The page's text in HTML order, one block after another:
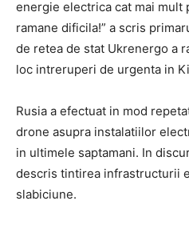
energie electrica cat mai mult
ramane dificila!” a scris
de retea de stat Ukrenergo a
loc intreruperi de urgenta in
Rusia a efectuat in mod
drone asupra instalatiilor
in ultimele saptamani. In
descris tintirea infrastructurii
slabiciune.